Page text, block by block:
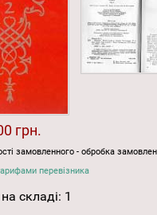
грн.
замовленного - обробка
перевізника
складі: 1